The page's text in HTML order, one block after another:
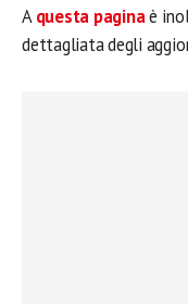
Aquesta paginaè
dettagliata degli